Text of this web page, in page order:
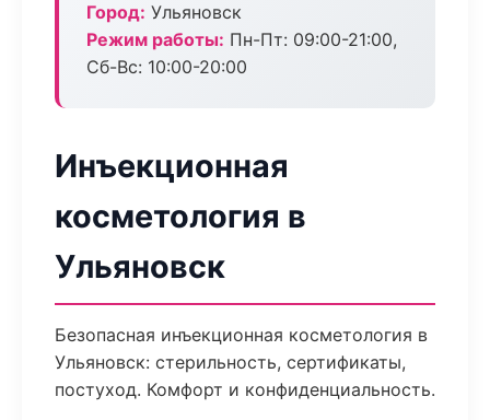
Город: Ульяновск
Режим работы: Пн-Пт: 09:00-21:00,
Сб-Вс: 10:00-20:00
Инъекционная
косметология в
Ульяновск
Безопасная инъекционная косметология в
Ульяновск: стерильность, сертификаты,
постуход. Комфорт и конфиденциальность.